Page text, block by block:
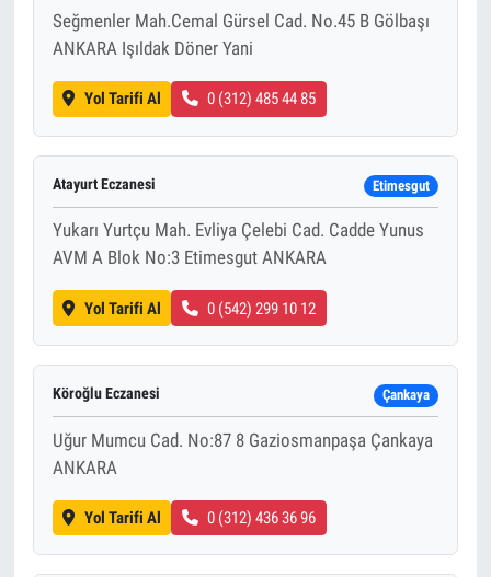
Seğmenler Mah.Cemal Gürsel Cad. No.45 B Gölbaşı
ANKARA Işıldak Döner Yani
Yol Tarifi Al 0 (312) 485 44 85
Atayurt Eczanesi Etimesgut
Yukarı Yurtçu Mah. Evliya Çelebi Cad. Cadde Yunus
AVM A Blok No:3 Etimesgut ANKARA
Yol Tarifi Al 0 (542) 299 10 12
Köroğlu Eczanesi Çankaya
Uğur Mumcu Cad. No:87 8 Gaziosmanpaşa Çankaya
ANKARA
Yol Tarifi Al 0 (312) 436 36 96